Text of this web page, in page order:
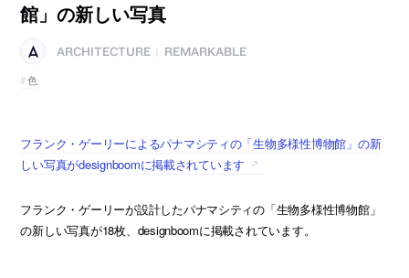
館」の新しい写真
ARCHITECTURE
REMARKABLE
色
フランク・ゲーリーによるパナマシティの「生物多様性博物館」の新
しい写真がdesignboomに掲載されています
フランク・ゲーリーが設計したパナマシティの「生物多様性博物館」
の新しい写真が18枚、designboomに掲載されています。